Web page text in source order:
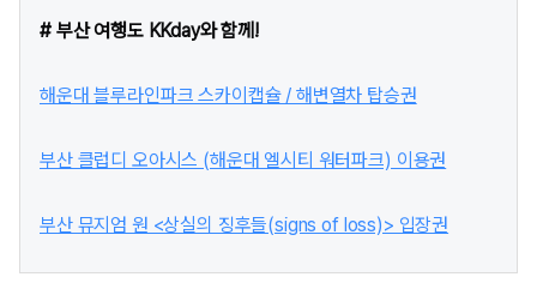
# 부산 여행도 KKday와 함께!
해운대 블루라인파크 스카이캡슐 / 해변열차 탑승권
부산 클럽디 오아시스 (해운대 엘시티 워터파크) 이용권
부산 뮤지엄 원 <상실의 징후들(signs of loss)> 입장권